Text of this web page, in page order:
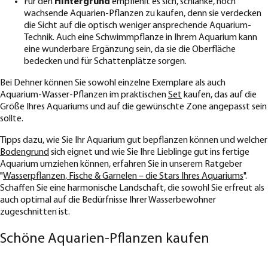
wachsende Aquarien-Pflanzen zu kaufen, denn sie verdecken
die Sicht auf die optisch weniger ansprechende Aquarium-
Technik. Auch eine Schwimmpflanze in Ihrem Aquarium kann
eine wunderbare Ergänzung sein, da sie die Oberfläche
bedecken und für Schattenplätze sorgen.
Bei Dehner können Sie sowohl einzelne Exemplare als auch
Aquarium-Wasser-Pflanzen im praktischenSet kaufen, das auf die
Größe Ihres Aquariums und auf die gewünschte Zone angepasst sein
sollte.
Tipps dazu, wie Sie Ihr Aquarium gut bepflanzen können und welcher
Bodengrund sich eignet und wie Sie Ihre Lieblinge gut ins fertige
Aquarium umziehen können, erfahren Sie in unserem Ratgeber
"Wasserpflanzen, Fische & Garnelen – die Stars Ihres Aquariums".
Schaffen Sie eine harmonische Landschaft, die sowohl Sie erfreut als
auch optimal auf die Bedürfnisse Ihrer Wasserbewohner
zugeschnitten ist.
Schöne Aquarien-Pflanzen kaufen